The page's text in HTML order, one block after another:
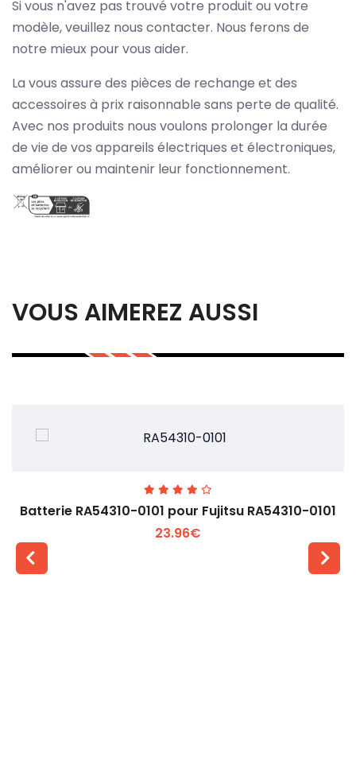
Si vous n'avez pas trouvé votre produit ou votre
modèle, veuillez nous contacter. Nous ferons de
notre mieux pour vous aider.
La vous assure des pièces de rechange et des
accessoires à prix raisonnable sans perte de qualité.
Avec nos produits nous voulons prolonger la durée
de vie de vos appareils électriques et électroniques,
améliorer ou maintenir leur fonctionnement.
VOUS AIMEREZ AUSSI
Batterie RA54310-0101 pour Fujitsu RA54310-0101
23.96€